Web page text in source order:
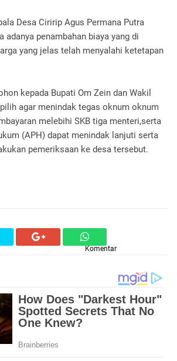
Desa Ciririp Agus Permana Putra
adanya penambahan biaya yang di
yang jelas telah menyalahi ketetapan
kepada Bupati Om Zein dan Wakil
agar menindak tegas oknum oknum
melebihi SKB tiga menteri,serta
(APH) dapat menindak lanjuti serta
pemeriksaan ke desa tersebut.
Komentar